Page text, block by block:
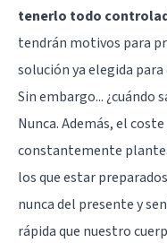
tenerlo todo
tendrán motivos para
solución ya elegida para
Sin embargo... ¿cuándo
Nunca. Además, el
constantemente
los que estar
nunca del presente y
rápida que nuestro